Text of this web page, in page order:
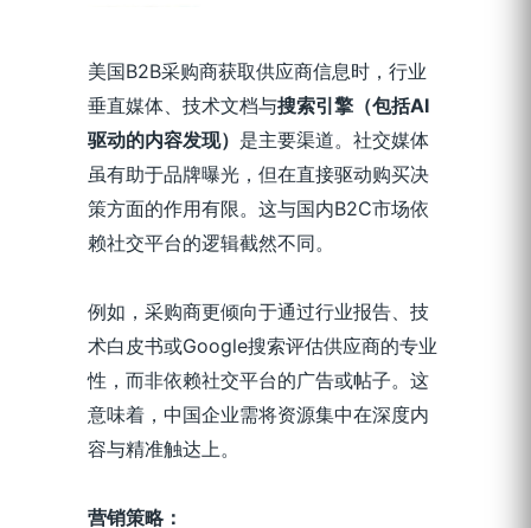
美国B2B采购商获取供应商信息时，行业
垂直媒体、技术文档与搜索引擎（包括AI
驱动的内容发现） 是主要渠道。社交媒体
虽有助于品牌曝光，但在直接驱动购买决
策方面的作用有限。这与国内B2C市场依
赖社交平台的逻辑截然不同。
例如，采购商更倾向于通过行业报告、技
术白皮书或Google搜索评估供应商的专业
性，而非依赖社交平台的广告或帖子。这
意味着，中国企业需将资源集中在深度内
容与精准触达上。
营销策略：